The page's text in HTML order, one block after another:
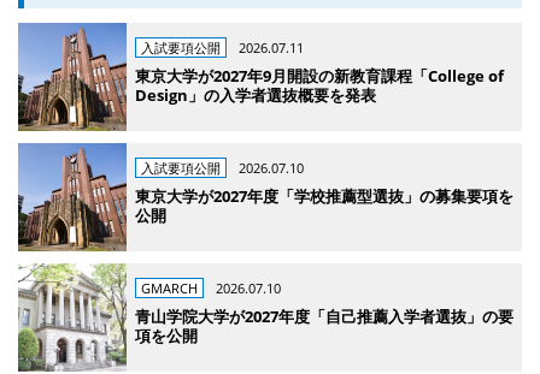
入試要項公開 2026.07.11
東京大学が2027年9月開設の新教育課程「College of
Design」の入学者選抜概要を発表
入試要項公開 2026.07.10
東京大学が2027年度「学校推薦型選抜」の募集要項を
公開
GMARCH 2026.07.10
青山学院大学が2027年度「自己推薦入学者選抜」の要
項を公開